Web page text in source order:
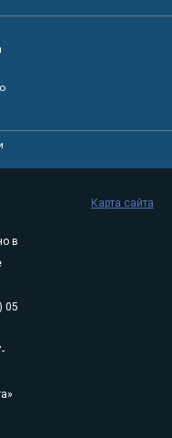
в
05
Карта сайта